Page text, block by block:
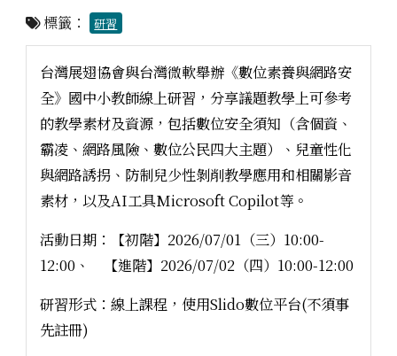
標籤： 研習
台灣展翅協會與台灣微軟舉辦《數位素養與網路安
全》國中小教師線上研習，分享議題教學上可參考
的教學素材及資源，包括數位安全須知（含個資、
霸凌、網路風險、數位公民四大主題）、兒童性化
與網路誘拐、防制兒少性剝削教學應用和相關影音
素材，以及AI工具Microsoft Copilot等。
活動日期：【初階】2026/07/01（三）10:00-
12:00、 【進階】2026/07/02（四）10:00-12:00
研習形式：線上課程，使用Slido數位平台(不須事
先註冊)